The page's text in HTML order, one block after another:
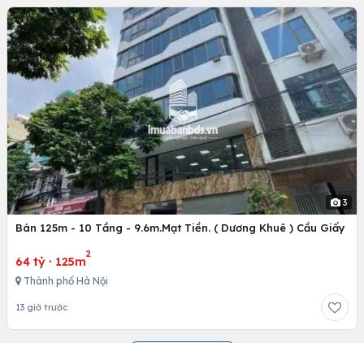
3
Bán 125m - 10 Tầng - 9.6m.Mạt Tiền. ( Dương Khuê ) Cầu Giấy
64 tỷ · 125m
2
Thành phố Hà Nội
13 giờ trước